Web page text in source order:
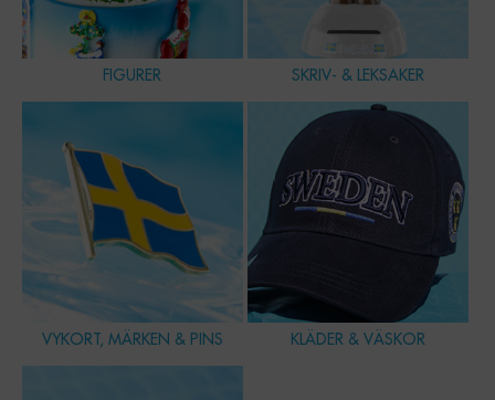
FIGURER SKRIV- & LEKSAKER
VYKORT, MÄRKEN & PINS KLÄDER & VÄSKOR